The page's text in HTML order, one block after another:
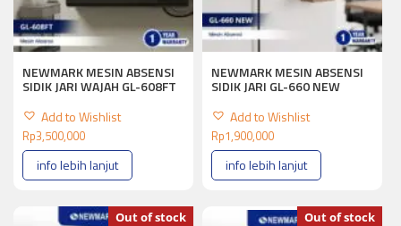
NEWMARK MESIN ABSENSI
SIDIK JARI WAJAH GL-608FT
Add to Wishlist
Rp3,500,000
info lebih lanjut
NEWMARK MESIN ABSENSI
SIDIK JARI GL-660 NEW
Add to Wishlist
Rp1,900,000
info lebih lanjut
Out of stock Out of stock